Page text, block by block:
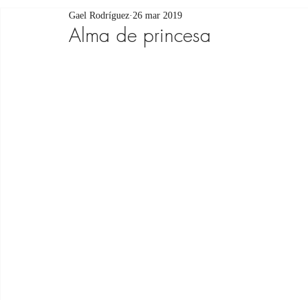
Autoestima Alimentación consciente
Alma de princesa
Gael Rodríguez 26 mar 2019